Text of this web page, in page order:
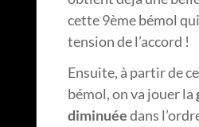
cette 9ème bémol
tension de l’accord !
Ensuite, à partir de
bémol, on va jouer la
diminuéedans